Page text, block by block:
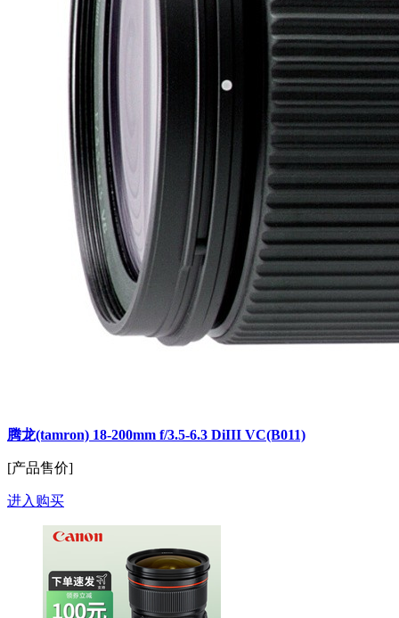
腾龙(tamron) 18-200mm f/3.5-6.3 DiIII VC(B011)
[产品售价]
进入购买